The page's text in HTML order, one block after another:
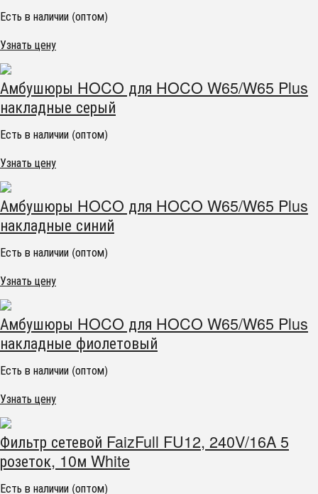
Есть в наличии (оптом)
Узнать цену
Амбушюры HOCO для HOCO W65/W65 Plus
накладные серый
Есть в наличии (оптом)
Узнать цену
Амбушюры HOCO для HOCO W65/W65 Plus
накладные синий
Есть в наличии (оптом)
Узнать цену
Амбушюры HOCO для HOCO W65/W65 Plus
накладные фиолетовый
Есть в наличии (оптом)
Узнать цену
Фильтр сетевой FaizFull FU12, 240V/16A 5
розеток, 10м White
Есть в наличии (оптом)